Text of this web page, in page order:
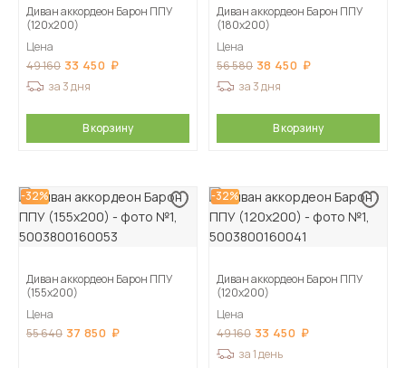
Диван аккордеон Барон ППУ
(120х200)
Цена
49 160 33 450
за 3 дня
В корзину
Диван аккордеон Барон ППУ
(180х200)
Цена
56 580 38 450
за 3 дня
В корзину
-32%
Диван аккордеон Барон ППУ
(155х200)
Цена
55 640 37 850
-32%
Диван аккордеон Барон ППУ
(120х200)
Цена
49 160 33 450
за 1 день